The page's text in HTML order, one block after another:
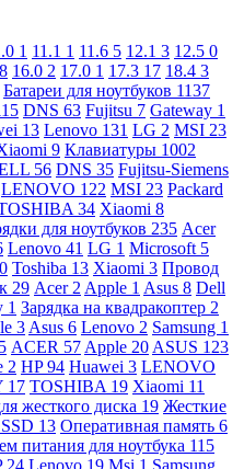
1 11.1 1 11.6 5 12.1 3 12.5 0
16.0 2 17.0 1 17.3 17 18.4 3
Батареи для ноутбуков 1137
DNS 63 Fujitsu 7 Gateway 1
13 Lenovo 131 LG 2 MSI 23
9 Клавиатуры 1002
56 DNS 35 Fujitsu-Siemens
LENOVO 122 MSI 23 Packard
34 Xiaomi 8
для ноутбуков 235 Acer
Lenovo 41 LG 1 Microsoft 5
Toshiba 13 Xiaomi 3 Провод
29 Acer 2 Apple 1 Asus 8 Dell
1 Зарядка на квадракоптер 2
3 Asus 6 Lenovo 2 Samsung 1
ACER 57 Apple 20 ASUS 123
2 HP94 Huawei 3 LENOVO
17 TOSHIBA 19 Xiaomi 11
жесткого диска 19 Жесткие
13 Оперативная память 6
питания для ноутбука 115
24 Lenovo 19 Msi 1 Samsung